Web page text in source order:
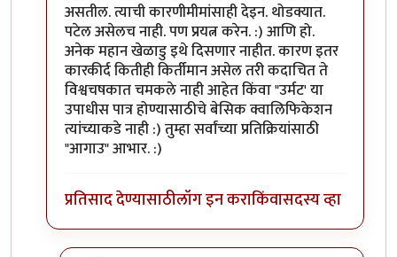
असतील. त्याची कारणीमीमांसाही देइन. थोडक्यात.
पटेल असेलच नाही. पण प्रयत्न करेन. :) आणि हो.
अनेक महान खेळाडु इथे दिसणार नाहीत. कारण इतर
कारकीर्द कितीही किर्तीमान असेल तरी कदाचित ते
विश्वचषकात चमकले नाही आहेत किंवा "उर्मट' या
उपाधीस पात्र होण्यासाठीचे बेसिक क्वालिफिकेशन
त्यांच्याकडे नाही :) तुम्हा सर्वांच्या प्रतिक्रियांसाठी
"आगाउ" आभार. :)
प्रतिसाद देण्यासाठीलॉग इन कराकिंवासदस्य व्हा